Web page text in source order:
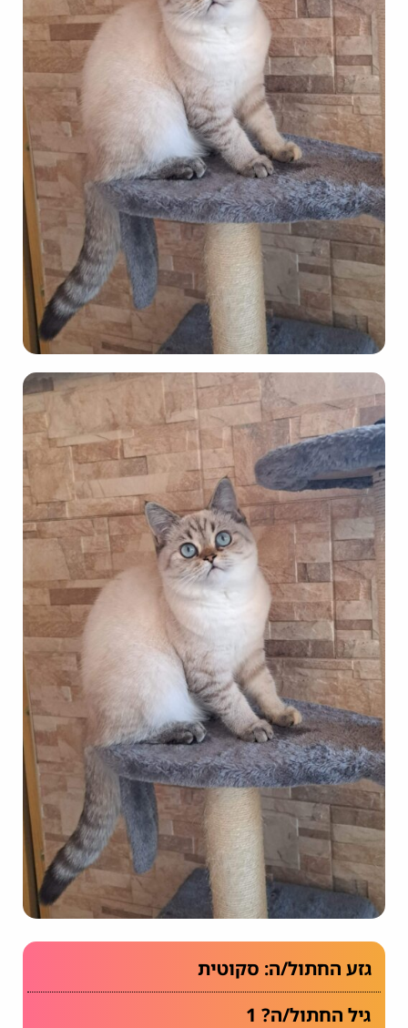
גזע החתול/ה: סקוטית
גיל החתול/ה? 1